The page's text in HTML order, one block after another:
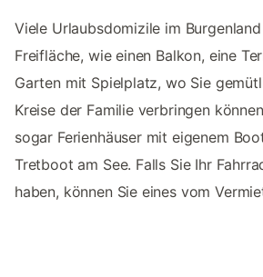
Viele Urlaubsdomizile im
Freifläche, wie einen Balkon, eine
Garten mit Spielplatz, wo Sie
Kreise der Familie verbringen
sogar Ferienhäuser mit eigenem
Tretboot am See. Falls Sie Ihr
haben, können Sie eines vom